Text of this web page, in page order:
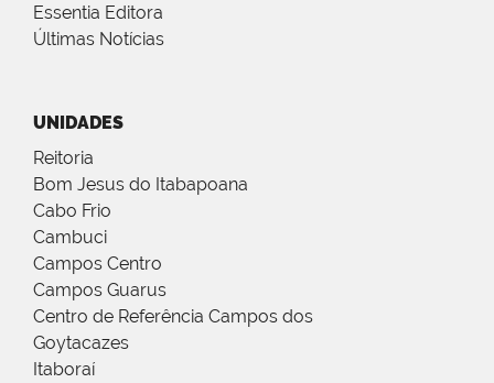
Essentia Editora
Últimas Notícias
UNIDADES
Reitoria
Bom Jesus do Itabapoana
Cabo Frio
Cambuci
Campos Centro
Campos Guarus
Centro de Referência Campos dos
Goytacazes
Itaboraí